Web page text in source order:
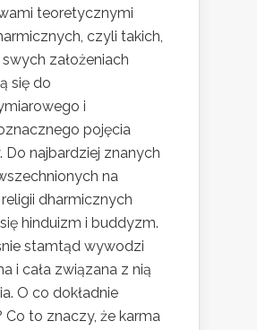
teoretycznymi
czyli takich,
założeniach
się do
i
pojęcia
Do najbardziej znanych
na
dharmicznych
hinduizm i buddyzm.
stamtąd wywodzi
i cała związana z nią
O co dokładnie
Co to znaczy, że karma